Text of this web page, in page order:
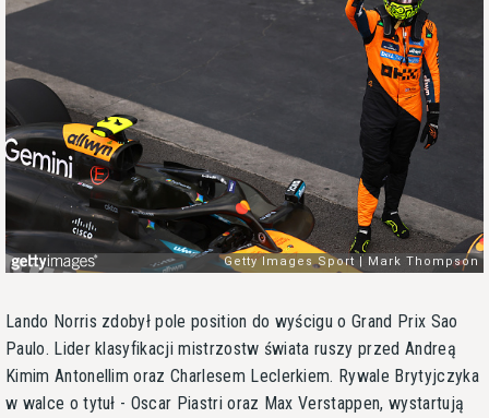
Lando Norris zdobył pole position do wyścigu o Grand Prix Sao
Paulo. Lider klasyfikacji mistrzostw świata ruszy przed Andreą
Kimim Antonellim oraz Charlesem Leclerkiem. Rywale Brytyjczyka
w walce o tytuł - Oscar Piastri oraz Max Verstappen, wystartują